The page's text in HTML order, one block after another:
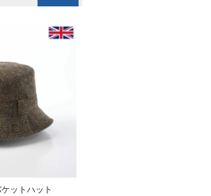
ットハット